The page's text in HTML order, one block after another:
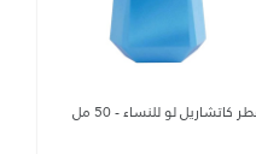
كاتشاريل لو للنساء - 50 مل